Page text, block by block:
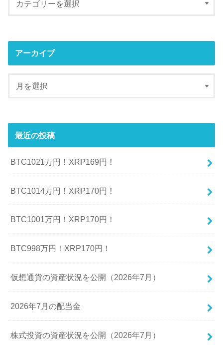
アーカイブ
最近の投稿
BTC1021万円！XRP169円！
BTC1014万円！XRP170円！
BTC1001万円！XRP170円！
BTC998万円！XRP170円！
仮想通貨の資産状況を公開（2026年7月）
2026年7月の配当金
株式投資の資産状況を公開（2026年7月）